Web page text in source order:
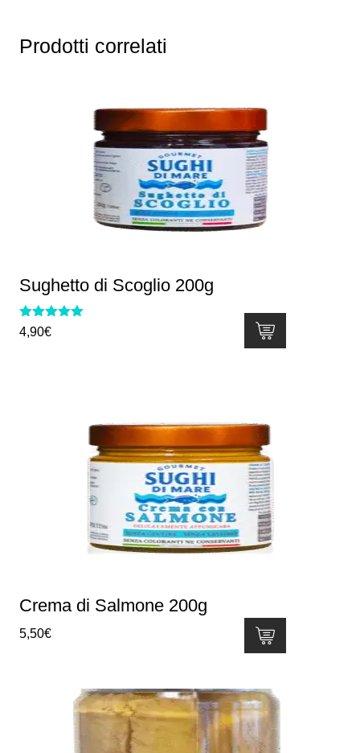
Prodotti correlati
Sughetto di Scoglio 200g
Valutato
5.00
4,90€
Crema di Salmone 200g
5,50€